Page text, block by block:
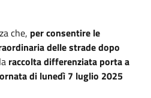
che, per consentire le
delle strade dopo
raccolta differenziata porta a
di lunedì 7 luglio 2025